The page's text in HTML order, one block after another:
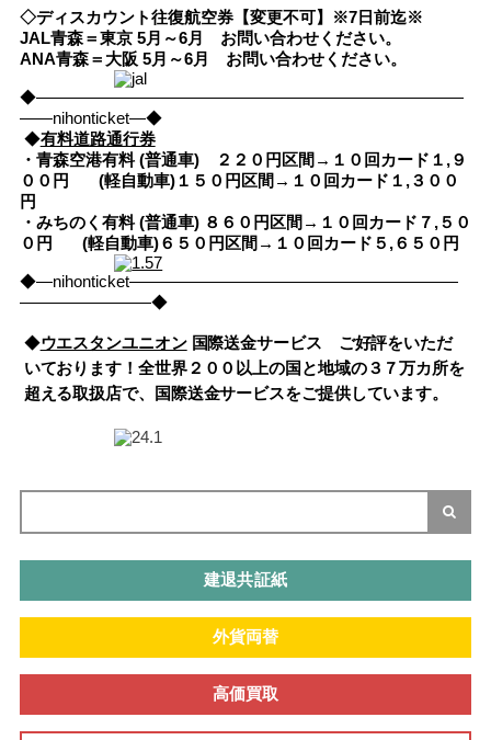
◇ディスカウント往復航空券【変更不可】※7日前迄※
JAL青森＝東京 5月～6月 お問い合わせください。
ANA青森＝大阪 5月～6月 お問い合わせください。
◆――――――――――――――――――――――――――
――nihonticket―◆
◆有料道路通行券
・青森空港有料 (普通車) ２２０円区間→１０回カード１,９
００円
(軽自動車)１５０円区間→１０回カード１,３００
円
・みちのく有料 (普通車) ８６０円区間→１０回カード７,５０
０円
(軽自動車)６５０円区間→１０回カード５,６５０円
◆―nihonticket――――――――――――――――――――
――――――――◆
◆ウエスタンユニオン国際送金サービス ご好評をいただ
いております！全世界２００以上の国と地域の３７万カ所を
超える取扱店で、国際送金サービスをご提供しています。
建退共証紙
外貨両替
高価買取